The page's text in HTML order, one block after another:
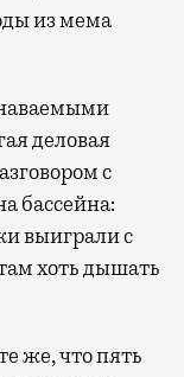
из мема
деловая
с
бассейна:
выиграли с
хоть дышать
же, что пять